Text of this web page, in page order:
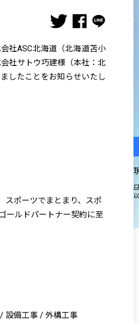
社ASC北海道（北海道苫小
社サトウ巧建様（本社：北
したことをお知らせいたし
スポーツでまとまり、スポ
ールドパートナー契約に至
設備工事 / 外構工事